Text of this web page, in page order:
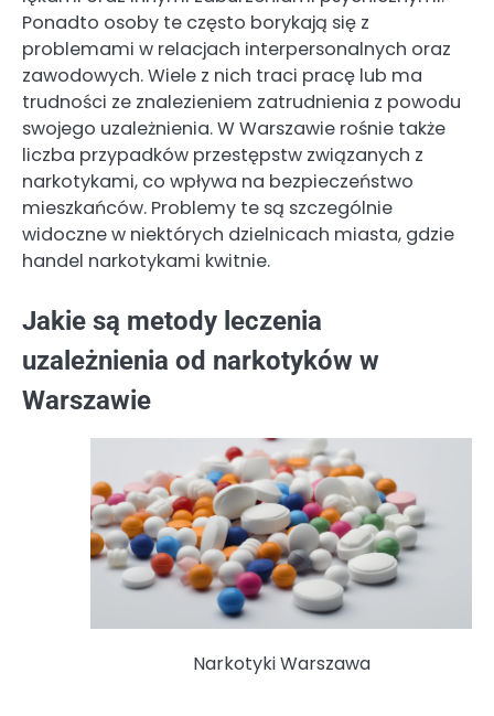
Ponadto osoby te często borykają się z
problemami w relacjach interpersonalnych oraz
zawodowych. Wiele z nich traci pracę lub ma
trudności ze znalezieniem zatrudnienia z powodu
swojego uzależnienia. W Warszawie rośnie także
liczba przypadków przestępstw związanych z
narkotykami, co wpływa na bezpieczeństwo
mieszkańców. Problemy te są szczególnie
widoczne w niektórych dzielnicach miasta, gdzie
handel narkotykami kwitnie.
Jakie są metody leczenia
uzależnienia od narkotyków w
Warszawie
Narkotyki Warszawa